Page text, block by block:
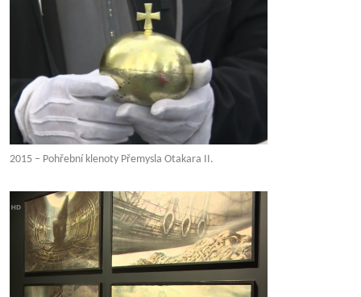
2015 – Pohřební klenoty Přemysla Otakara II.